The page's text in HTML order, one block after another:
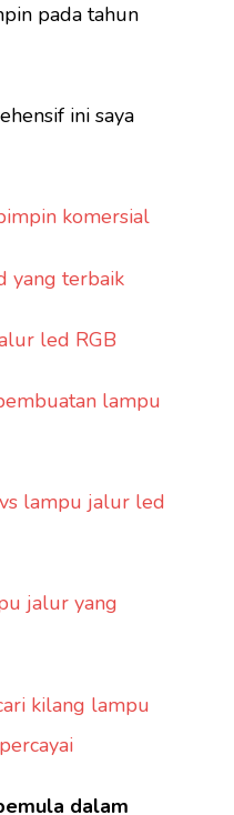
pada tahun
ini saya
komersial
yang terbaik
led RGB
lampu
lampu jalur led
jalur yang
kilang lampu
dalam